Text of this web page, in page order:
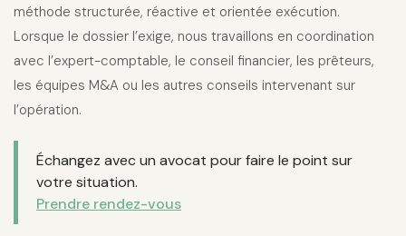
méthode structurée, réactive et orientée exécution.
Lorsque le dossier l’exige, nous travaillons en coordination
avec l’expert-comptable, le conseil financier, les prêteurs,
les équipes M&A ou les autres conseils intervenant sur
l’opération.
Échangez avec un avocat pour faire le point sur
votre situation.
Prendre rendez-vous